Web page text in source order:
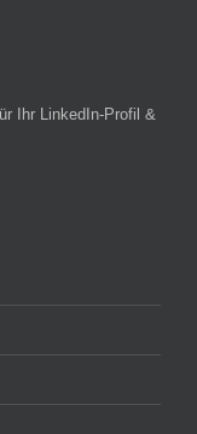
Ihr LinkedIn-Profil &